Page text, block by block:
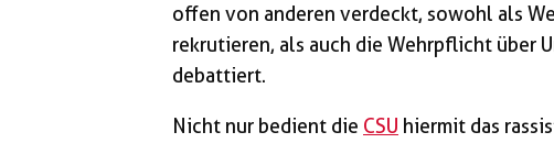
offen von anderen verdeckt, sowohl als
rekrutieren, als auch die Wehrpflicht über
debattiert.
Nicht nur bedient die CSU hiermit das